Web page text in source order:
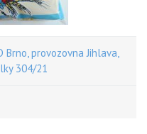
Brno, provozovna Jihlava,
304/21